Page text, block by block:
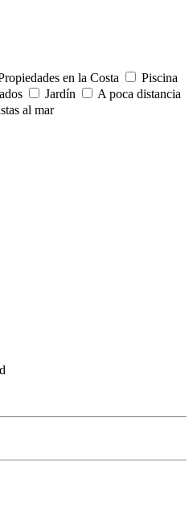
en la Costa
Piscina
Jardín
A poca distancia
al mar